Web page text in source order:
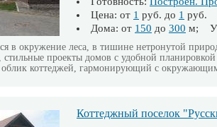
Цена: от 1 руб. до 1 руб.
Дома: от 150 до 300 м;
в окружение леса, в тишине нетронутой
стильные проекты домов с удобной
коттеджей, гармонирующий с
Коттеджный поселок